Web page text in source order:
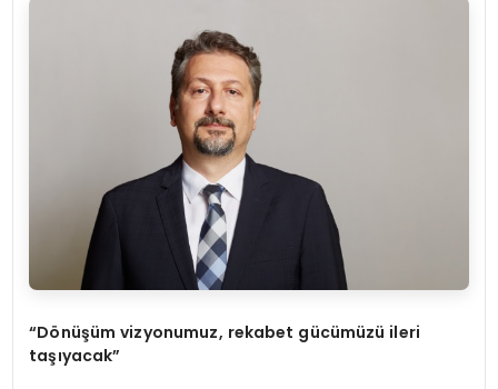
“Dönüşüm vizyonumuz, rekabet gücümüzü ileri
taşıyacak”